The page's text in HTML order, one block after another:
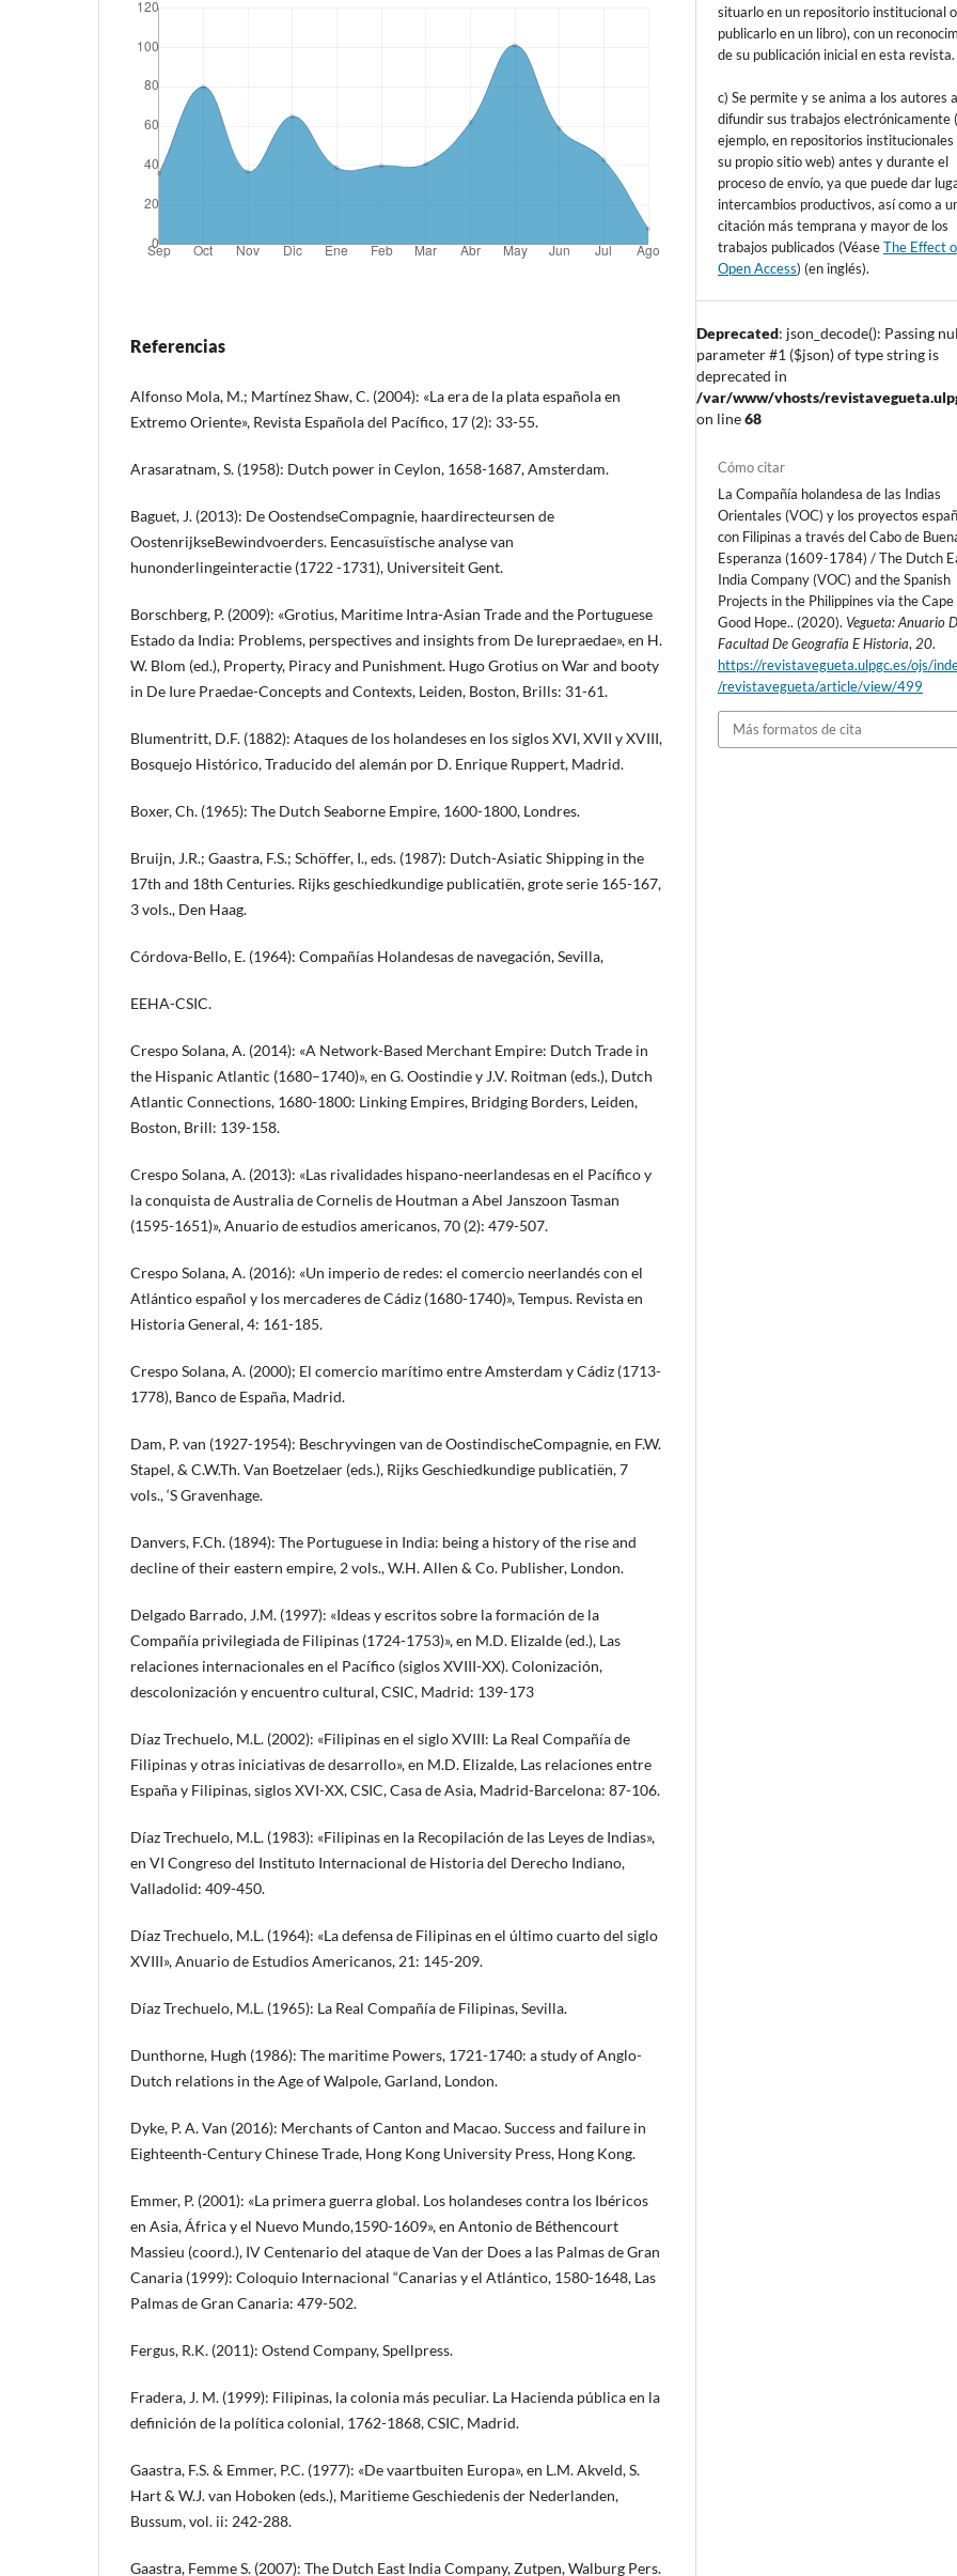
Referencias
Alfonso Mola, M.; Martínez Shaw, C. (2004): «La era de la plata española en
Extremo Oriente», Revista Española del Pacífico, 17 (2): 33-55.
Arasaratnam, S. (1958): Dutch power in Ceylon, 1658-1687, Amsterdam.
Baguet, J. (2013): De OostendseCompagnie, haardirecteursen de
OostenrijkseBewindvoerders. Eencasuïstische analyse van
hunonderlingeinteractie (1722 -1731), Universiteit Gent.
Borschberg, P. (2009): «Grotius, Maritime Intra-Asian Trade and the Portuguese
Estado da India: Problems, perspectives and insights from De Iurepraedae», en H.
W. Blom (ed.), Property, Piracy and Punishment. Hugo Grotius on War and booty
in De Iure Praedae-Concepts and Contexts, Leiden, Boston, Brills: 31-61.
Blumentritt, D.F. (1882): Ataques de los holandeses en los siglos XVI, XVII y XVIII,
Bosquejo Histórico, Traducido del alemán por D. Enrique Ruppert, Madrid.
Boxer, Ch. (1965): The Dutch Seaborne Empire, 1600-1800, Londres.
Bruijn, J.R.; Gaastra, F.S.; Schöffer, I., eds. (1987): Dutch-Asiatic Shipping in the
17th and 18th Centuries. Rijks geschiedkundige publicatiën, grote serie 165-167,
3 vols., Den Haag.
Córdova-Bello, E. (1964): Compañías Holandesas de navegación, Sevilla,
EEHA-CSIC.
Crespo Solana, A. (2014): «A Network-Based Merchant Empire: Dutch Trade in
the Hispanic Atlantic (1680–1740)», en G. Oostindie y J.V. Roitman (eds.), Dutch
Atlantic Connections, 1680-1800: Linking Empires, Bridging Borders, Leiden,
Boston, Brill: 139-158.
Crespo Solana, A. (2013): «Las rivalidades hispano-neerlandesas en el Pacífico y
la conquista de Australia de Cornelis de Houtman a Abel Janszoon Tasman
(1595-1651)», Anuario de estudios americanos, 70 (2): 479-507.
Crespo Solana, A. (2016): «Un imperio de redes: el comercio neerlandés con el
Atlántico español y los mercaderes de Cádiz (1680-1740)», Tempus. Revista en
Historia General, 4: 161-185.
Crespo Solana, A. (2000); El comercio marítimo entre Amsterdam y Cádiz (1713-
1778), Banco de España, Madrid.
Dam, P. van (1927-1954): Beschryvingen van de OostindischeCompagnie, en F.W.
Stapel, & C.W.Th. Van Boetzelaer (eds.), Rijks Geschiedkundige publicatiën, 7
vols., ‘S Gravenhage.
Danvers, F.Ch. (1894): The Portuguese in India: being a history of the rise and
decline of their eastern empire, 2 vols., W.H. Allen & Co. Publisher, London.
Delgado Barrado, J.M. (1997): «Ideas y escritos sobre la formación de la
Compañía privilegiada de Filipinas (1724-1753)», en M.D. Elizalde (ed.), Las
relaciones internacionales en el Pacífico (siglos XVIII-XX). Colonización,
descolonización y encuentro cultural, CSIC, Madrid: 139-173
Díaz Trechuelo, M.L. (2002): «Filipinas en el siglo XVIII: La Real Compañía de
Filipinas y otras iniciativas de desarrollo», en M.D. Elizalde, Las relaciones entre
España y Filipinas, siglos XVI-XX, CSIC, Casa de Asia, Madrid-Barcelona: 87-106.
Díaz Trechuelo, M.L. (1983): «Filipinas en la Recopilación de las Leyes de Indias»,
en VI Congreso del Instituto Internacional de Historia del Derecho Indiano,
Valladolid: 409-450.
Díaz Trechuelo, M.L. (1964): «La defensa de Filipinas en el último cuarto del siglo
XVIII», Anuario de Estudios Americanos, 21: 145-209.
Díaz Trechuelo, M.L. (1965): La Real Compañía de Filipinas, Sevilla.
Dunthorne, Hugh (1986): The maritime Powers, 1721-1740: a study of Anglo-
Dutch relations in the Age of Walpole, Garland, London.
Dyke, P. A. Van (2016): Merchants of Canton and Macao. Success and failure in
Eighteenth-Century Chinese Trade, Hong Kong University Press, Hong Kong.
Emmer, P. (2001): «La primera guerra global. Los holandeses contra los Ibéricos
en Asia, África y el Nuevo Mundo,1590-1609», en Antonio de Béthencourt
Massieu (coord.), IV Centenario del ataque de Van der Does a las Palmas de Gran
Canaria (1999): Coloquio Internacional “Canarias y el Atlántico, 1580-1648, Las
Palmas de Gran Canaria: 479-502.
Fergus, R.K. (2011): Ostend Company, Spellpress.
Fradera, J. M. (1999): Filipinas, la colonia más peculiar. La Hacienda pública en la
definición de la política colonial, 1762-1868, CSIC, Madrid.
Gaastra, F.S. & Emmer, P.C. (1977): «De vaartbuiten Europa», en L.M. Akveld, S.
Hart & W.J. van Hoboken (eds.), Maritieme Geschiedenis der Nederlanden,
Bussum, vol. ii: 242-288.
Gaastra, Femme S. (2007): The Dutch East India Company, Zutpen, Walburg Pers.
situarlo en un repositorio institucional o
publicarlo en un libro), con un
de su publicación inicial en esta revista.
c) Se permite y se anima a los autores a
difundir sus trabajos electrónicamente
ejemplo, en repositorios institucionales
su propio sitio web) antes y durante el
proceso de envío, ya que puede dar
intercambios productivos, así como a
citación más temprana y mayor de los
trabajos publicados (VéaseThe Effect
Open Access) (en inglés).
Deprecated: json_decode(): Passing
parameter #1 ($json) of type string is
deprecated in
/var/www/vhosts/
on line68
Cómo citar
La Compañía holandesa de las Indias
Orientales (VOC) y los proyectos
con Filipinas a través del Cabo de
Esperanza (1609-1784) / The Dutch
India Company (VOC) and the Spanish
Projects in the Philippines via the Cape
Good Hope.. (2020). Vegueta: Anuario
Facultad De Geografía E Historia, 20.
https://revistavegueta.ulpgc.es/ojs/
/revistavegueta/article/view/499
Más formatos de cita